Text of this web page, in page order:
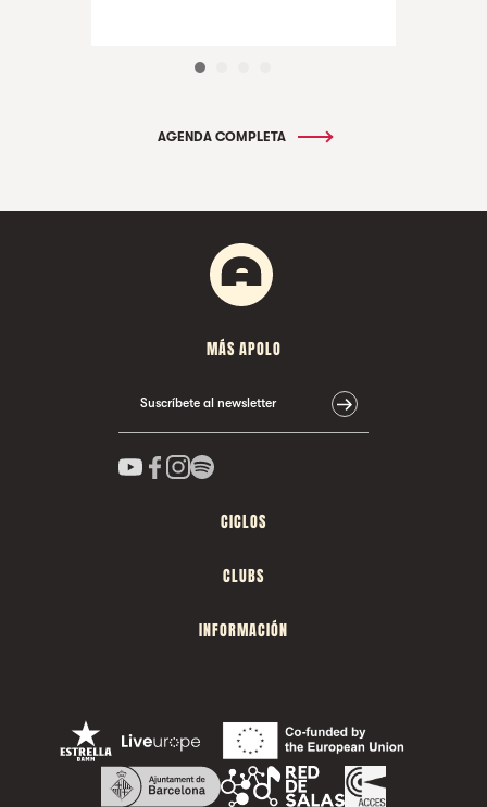
AGENDA COMPLETA
MÁS APOLO
Suscríbete al newsletter
CICLOS
CLUBS
INFORMACIÓN